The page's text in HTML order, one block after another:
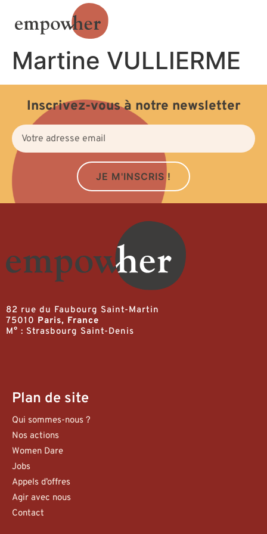
Martine VULLIERME
Inscrivez-vous à notre newsletter
JE M'INSCRIS !
82 rue du Faubourg Saint-Martin
75010 Paris, France
M° : Strasbourg Saint-Denis
Plan de site
Qui sommes-nous ?
Nos actions
Women Dare
Jobs
Appels d’offres
Agir avec nous
Contact